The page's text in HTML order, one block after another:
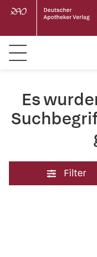
Es
Filter